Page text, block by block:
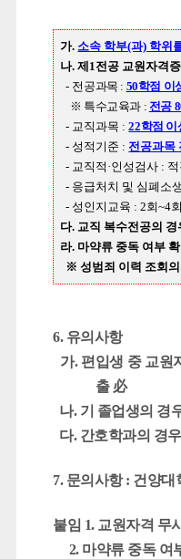
가. 소속 학부(과) 학위
나. 제1전공 교원자격
- 전공과목 : 50학점 이
※ 특수교육과 : 전공
- 교직과목 :22학점 이
- 성적기준 : 전공과목
- 교직적·인성검사 :
- 응급처치 및 심폐소
- 성인지교육 : 2회~4
다. 교직 복수전공의
라. 마약류 중독 여부
※ 성범죄 이력 조회
6. 유의사항
가. 편입생 중 교원
출 必
나. 기 졸업생의 경
다. 간호학과의 경
7. 문의사항 : 건양대
붙임 1. 교원자격 무
2. 마약류 중독 여